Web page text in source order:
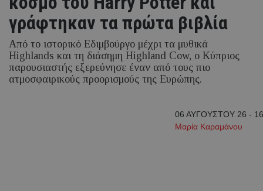
γράφτηκαν τα πρώτα βιβλία
Από το ιστορικό Εδιμβούργο μέχρι τα μυθικά
Highlands και τη διάσημη Highland Cow, ο Κύπριος
παρουσιαστής εξερεύνησε έναν από τους πιο
ατμοσφαιρικούς προορισμούς της Ευρώπης.
06 ΑΥΓΟΥΣΤΟΥ 26 -
Μαρία Καραμάνου